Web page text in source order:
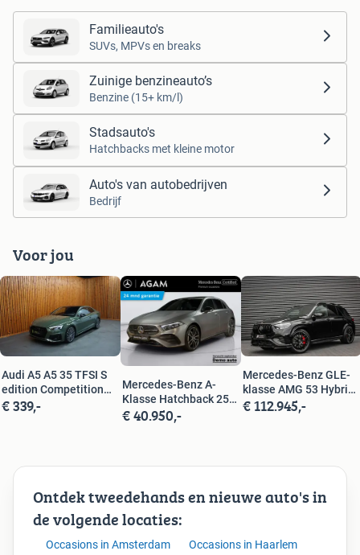
Familieauto's
SUVs, MPVs en breaks
Zuinige benzineauto’s
Benzine (15+ km/l)
Stadsauto's
Hatchbacks met kleine motor
Auto's van autobedrijven
Bedrijf
Voor jou
Audi A5 A5 35 TFSI S
edition Competition
Coupe Automaat 044
€ 339,-
Mercedes-Benz A-
Klasse Hatchback 250
e Business Solution
€ 40.950,-
Mercedes-Benz GLE-
klasse AMG 53 Hybrid
4MATIC+ Night Edition
€ 112.945,-
Ontdek tweedehands en nieuwe auto's in
de volgende locaties:
Occasions in Amsterdam
Occasions in Haarlem